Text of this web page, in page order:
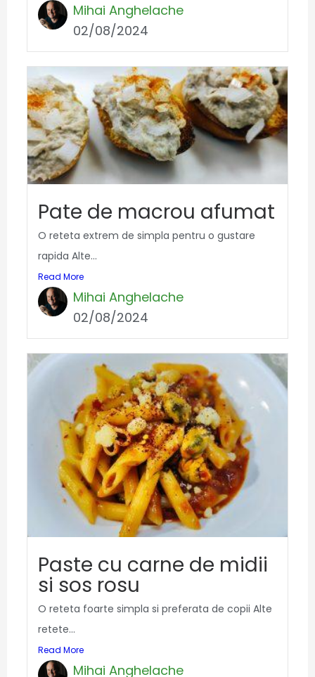
Mihai Anghelache
02/08/2024
Pate de macrou afumat
O reteta extrem de simpla pentru o gustare
rapida Alte...
Read More
Mihai Anghelache
02/08/2024
Paste cu carne de midii
si sos rosu
O reteta foarte simpla si preferata de copii Alte
retete...
Read More
Mihai Anghelache